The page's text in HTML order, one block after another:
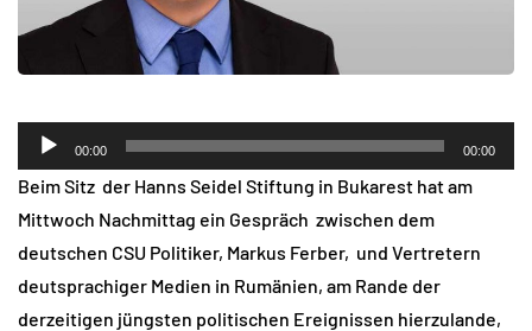
Audio-
Player
00:00 00:00
Beim Sitz der Hanns Seidel Stiftung in Bukarest hat am
Mittwoch Nachmittag ein Gespräch zwischen dem
deutschen CSU Politiker, Markus Ferber, und Vertretern
deutsprachiger Medien in Rumänien, am Rande der
derzeitigen jüngsten politischen Ereignissen hierzulande,